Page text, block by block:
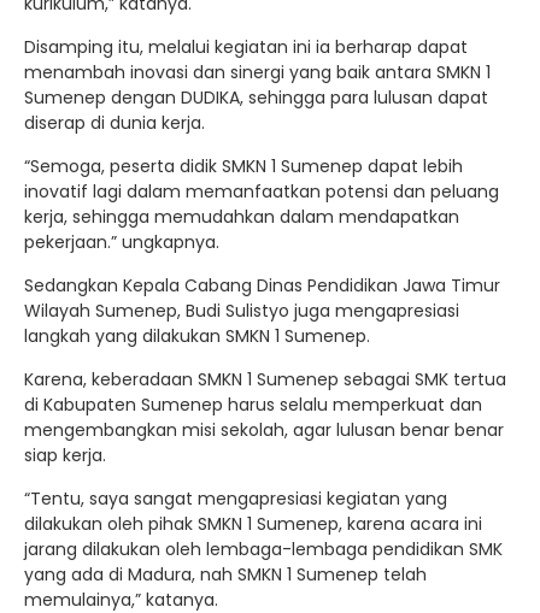
Disamping itu, melalui kegiatan ini ia berharap dapat
menambah inovasi dan sinergi yang baik antara SMKN 1
Sumenep dengan DUDIKA, sehingga para lulusan dapat
diserap di dunia kerja.
“Semoga, peserta didik SMKN 1 Sumenep dapat lebih
inovatif lagi dalam memanfaatkan potensi dan peluang
kerja, sehingga memudahkan dalam mendapatkan
pekerjaan.” ungkapnya.
Sedangkan Kepala Cabang Dinas Pendidikan Jawa Timur
Wilayah Sumenep, Budi Sulistyo juga mengapresiasi
langkah yang dilakukan SMKN 1 Sumenep.
Karena, keberadaan SMKN 1 Sumenep sebagai SMK tertua
di Kabupaten Sumenep harus selalu memperkuat dan
mengembangkan misi sekolah, agar lulusan benar benar
siap kerja.
“Tentu, saya sangat mengapresiasi kegiatan yang
dilakukan oleh pihak SMKN 1 Sumenep, karena acara ini
jarang dilakukan oleh lembaga-lembaga pendidikan SMK
yang ada di Madura, nah SMKN 1 Sumenep telah
memulainya,” katanya.